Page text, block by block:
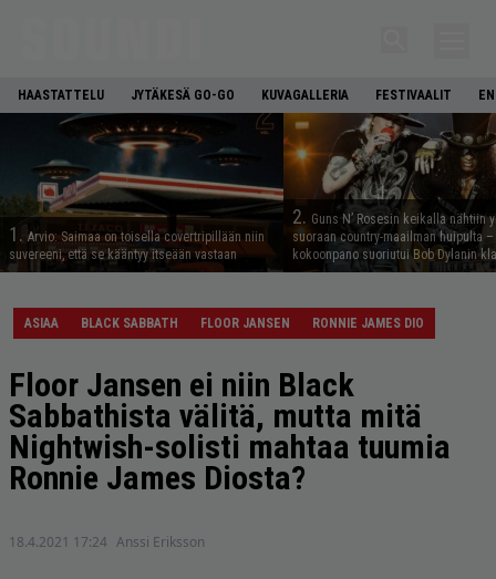
HAASTATTELU JYTÄKESÄ GO-GO KUVAGALLERIA FESTIVAALIT
1. Arvio: Saimaa on toisella covertripillään niin
suvereeni, että se kääntyy itseään vastaan
2. Guns N’ Rosesin keikalla nähtiin
suoraan country-maailman huipulta
kokoonpano suoriutui Bob Dylanin
ASIAA BLACK SABBATH FLOOR JANSEN RONNIE JAMES DIO
Floor Jansen ei niin Black
Sabbathista välitä, mutta mitä
Nightwish-solisti mahtaa tuumia
Ronnie James Diosta?
18.4.2021 17:24 Anssi Eriksson